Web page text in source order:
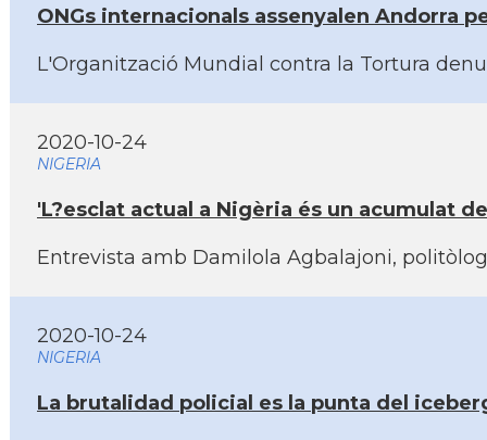
ONGs internacionals assenyalen Andorra
L'Organització Mundial contra la Tortura
2020-10-24
NIGERIA
'L?esclat actual a Nigèria és un acumulat
Entrevista amb Damilola Agbalajoni,
2020-10-24
NIGERIA
La brutalidad policial es la punta del